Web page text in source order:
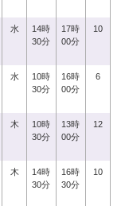
水
14時
30分
17時
00分
10
水
10時
30分
16時
00分
6
木
10時
30分
13時
00分
12
木
14時
30分
16時
30分
10